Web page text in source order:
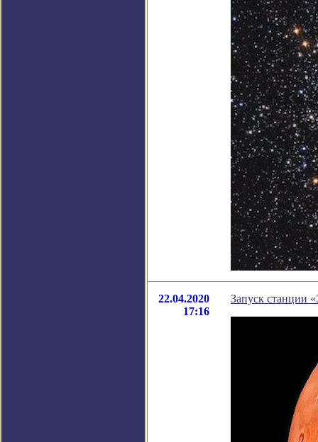
22.04.2020
17:16
Запуск станции